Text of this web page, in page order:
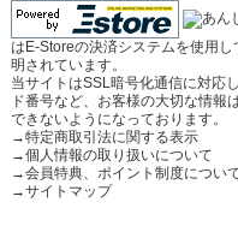
はE-Storeの決済システムを使用
明されています。
当サイトはSSL暗号化通信に対応
ド番号など、お客様の大切な情報
できないようになっております。
→特定商取引法に関する表示
→個人情報の取り扱いについて
→会員特典、ポイント制度につい
→サイトマップ